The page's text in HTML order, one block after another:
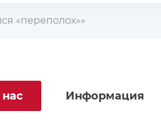
«переполох»»
Информация